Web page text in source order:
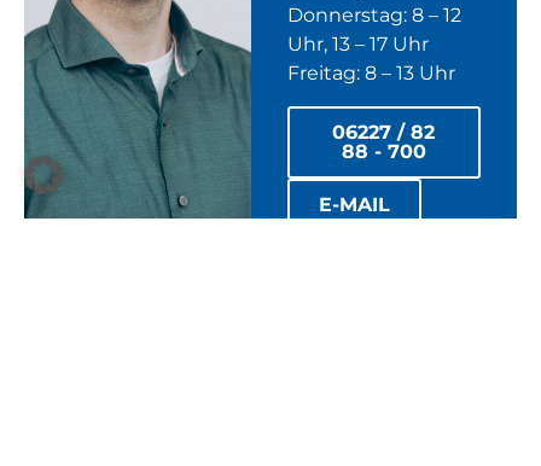
Donnerstag: 8 – 12
Uhr, 13 – 17 Uhr
Freitag: 8 – 13 Uhr
06227 / 82
88 - 700
E-MAIL